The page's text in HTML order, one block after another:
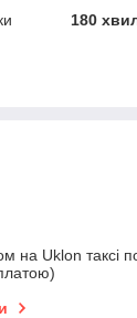
180
на Uklon таксі